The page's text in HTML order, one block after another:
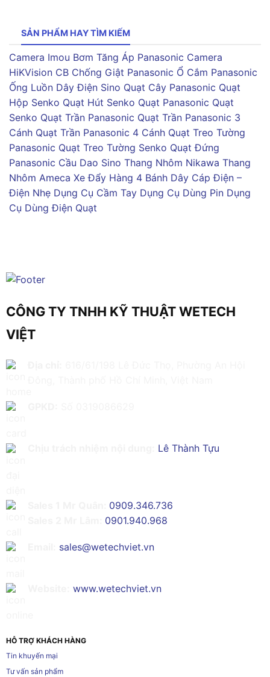
SẢN PHẨM HAY TÌM KIẾM
Camera Imou Bơm Tăng Áp Panasonic Camera
HiKVision CB Chống Giật Panasonic Ổ Cắm Panasonic
Ống Luồn Dây Điện Sino Quạt Cây Panasonic Quạt
Hộp Senko Quạt Hút Senko Quạt Panasonic Quạt
Senko Quạt Trần Panasonic Quạt Trần Panasonic 3
Cánh Quạt Trần Panasonic 4 Cánh Quạt Treo Tường
Panasonic Quạt Treo Tường Senko Quạt Đứng
Panasonic Cầu Dao Sino Thang Nhôm Nikawa Thang
Nhôm Ameca Xe Đẩy Hàng 4 Bánh Dây Cáp Điện –
Điện Nhẹ Dụng Cụ Cầm Tay Dụng Cụ Dùng Pin Dụng
Cụ Dùng Điện Quạt
CÔNG TY TNHH KỸ THUẬT WETECH
VIỆT
Lê Thành Tựu
0909.346.736
0901.940.968
sales@wetechviet.vn
www.wetechviet.vn
HỖ TRỢ KHÁCH HÀNG
Tin khuyến mại
Tư vấn sản phẩm